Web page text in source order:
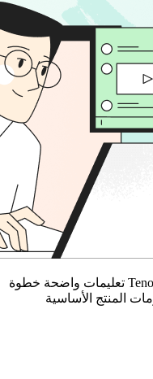
توفر أدلة الفيديو الخاصة بـ Tenorshare تعليمات واضحة خطوة
المنتج الأساسية